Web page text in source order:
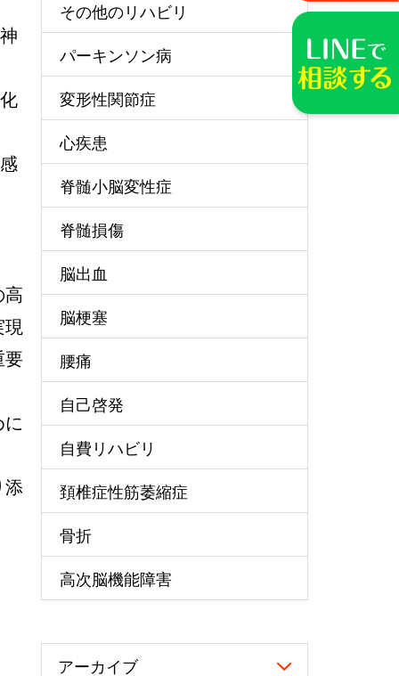
高
現
要
添
その他のリハビリ
パーキンソン病
変形性関節症
心疾患
脊髄小脳変性症
脊髄損傷
脳出血
脳梗塞
腰痛
自己啓発
自費リハビリ
頚椎症性筋萎縮症
骨折
高次脳機能障害
アーカイブ